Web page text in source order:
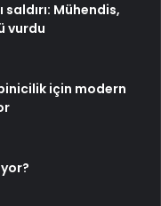
Mühendis,
vurdu
için modern